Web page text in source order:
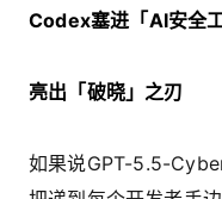
Codex塞进「AI安全工
亮出「破晓」之刃
如果说GPT-5.5-